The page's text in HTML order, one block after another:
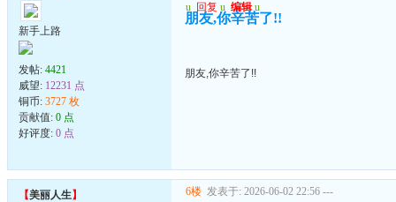
新手上路
发帖: 4421
威望: 12231 点
铜币: 3727 枚
贡献值: 0 点
好评度: 0 点
u 回复 u 编辑 u
朋友,你辛苦了!!
朋友,你辛苦了!!
【美丽人生】 6楼 发表于: 2026-06-02 22:56 ---